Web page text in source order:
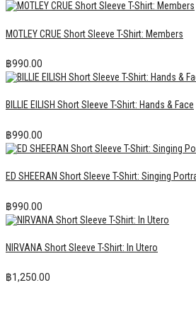
MOTLEY CRUE Short Sleeve T-Shirt: Members
฿990.00
BILLIE EILISH Short Sleeve T-Shirt: Hands & Face
฿990.00
ED SHEERAN Short Sleeve T-Shirt: Singing
฿990.00
NIRVANA Short Sleeve T-Shirt: In Utero
฿1,250.00